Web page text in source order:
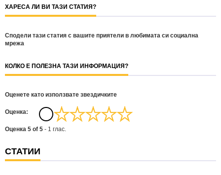
ХАРЕСА ЛИ ВИ ТАЗИ СТАТИЯ?
Сподели тази статия с вашите приятели в любимата си социална
мрежа
КОЛКО Е ПОЛЕЗНА ТАЗИ ИНФОРМАЦИЯ?
Оценете като използвате звездичките
Oценка:
Оценка 5 of 5 - 1 глас.
СТАТИИ